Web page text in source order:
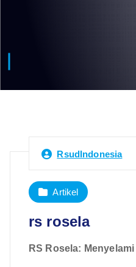
RsudIndonesia
Artikel
rs rosela
RS Rosela: